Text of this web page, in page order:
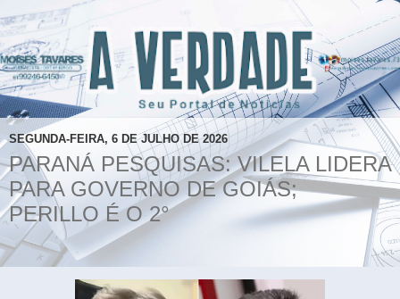
SEGUNDA-FEIRA, 6 DE JULHO DE 2026
PARANÁ PESQUISAS: VILELA LIDERA
PARA GOVERNO DE GOIÁS;
PERILLO É O 2°